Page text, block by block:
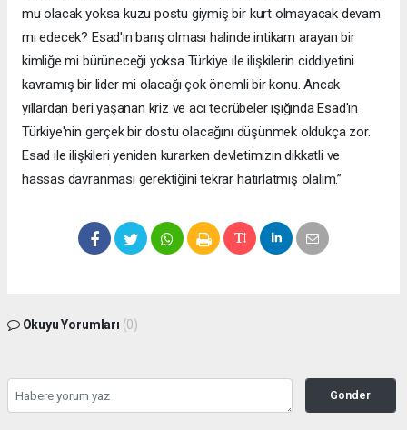
mu olacak yoksa kuzu postu giymiş bir kurt olmayacak devam
mı edecek? Esad'ın barış olması halinde intikam arayan bir
kimliğe mi bürüneceği yoksa Türkiye ile ilişkilerin ciddiyetini
kavramış bir lider mi olacağı çok önemli bir konu. Ancak
yıllardan beri yaşanan kriz ve acı tecrübeler ışığında Esad'ın
Türkiye'nin gerçek bir dostu olacağını düşünmek oldukça zor.
Esad ile ilişkileri yeniden kurarken devletimizin dikkatli ve
hassas davranması gerektiğini tekrar hatırlatmış olalım.”
Okuyu Yorumları (0)
Gonder